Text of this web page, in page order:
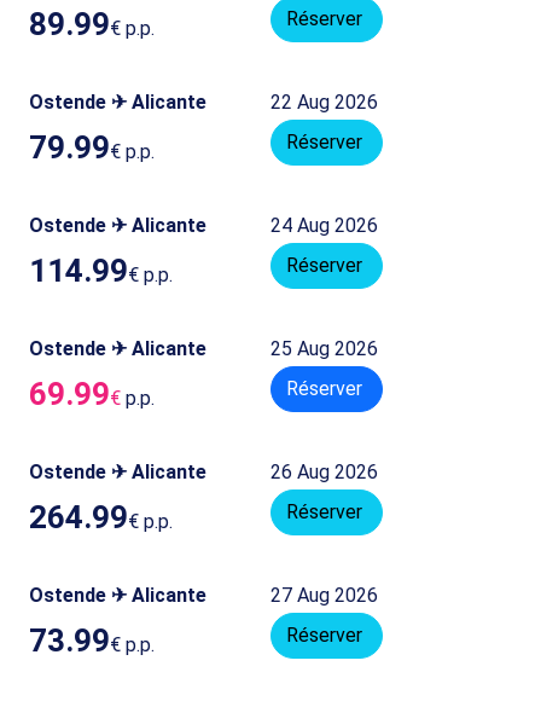
89.99€ p.p. Réserver
Ostende ✈ Alicante 22 Aug 2026
79.99€ p.p. Réserver
Ostende ✈ Alicante 24 Aug 2026
114.99€ p.p. Réserver
Ostende ✈ Alicante 25 Aug 2026
69.99€ p.p. Réserver
Ostende ✈ Alicante 26 Aug 2026
264.99€ p.p. Réserver
Ostende ✈ Alicante 27 Aug 2026
73.99€ p.p. Réserver